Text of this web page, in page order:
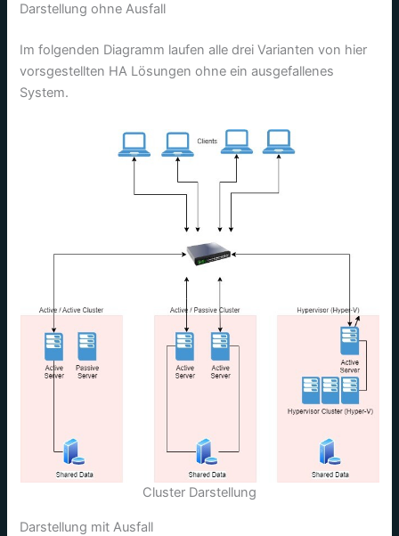
Darstellung ohne Ausfall
Im folgenden Diagramm laufen alle drei Varianten von hier
vorsgestellten HA Lösungen ohne ein ausgefallenes
System.
Cluster Darstellung
Darstellung mit Ausfall